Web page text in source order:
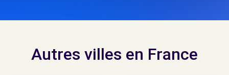
Autres villes en France